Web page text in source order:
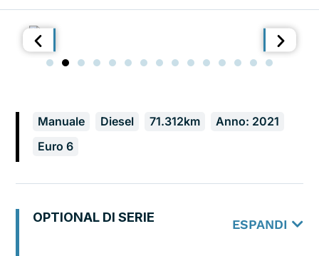
Manuale Diesel 71.312km
Anno: 2021
Euro 6
OPTIONAL DI SERIE ESPANDI